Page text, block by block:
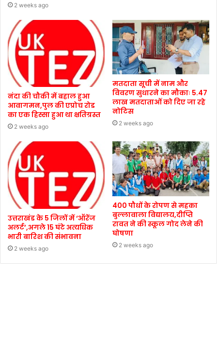
2 weeks ago
नंदा की चौकी में बहाल हुआ
आवागमन,पुल की एप्रोच रोड
का एक हिस्सा हुआ था क्षतिग्रस्त
2 weeks ago
मतदाता सूची में नाम और
विवरण सुधारने का मौकाः 5.47
लाख मतदाताओं को दिए जा रहे
नोटिस
2 weeks ago
उत्तराखंड के 5 जिलों में ‘ऑरेंज
अलर्ट’,अगले 15 घंटे अत्यधिक
भारी बारिश की संभावना
2 weeks ago
400 पौधों के रोपण से महका
बुल्लावाला विद्यालय,दीप्ति
रावत ने की स्कूल गोद लेने की
घोषणा
2 weeks ago